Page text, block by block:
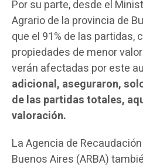
Por su parte, desde el
Agrario de la provincia de
que el 91% de las partidas,
propiedades de menor
verán afectadas por este
adicional, aseguraron,
de las partidas totales,
valoración.
La Agencia de
Buenos Aires (ARBA)